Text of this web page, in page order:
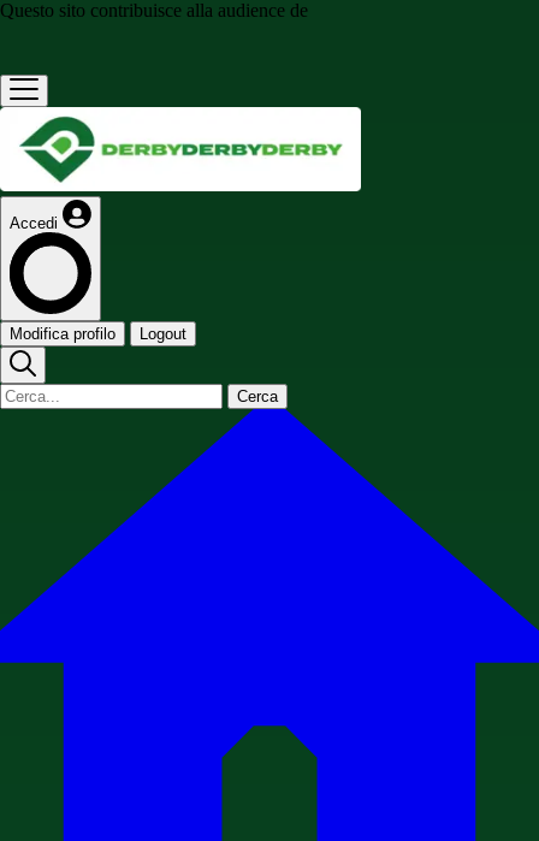
Questo sito contribuisce alla audience de
Accedi
Modifica profilo Logout
Cerca